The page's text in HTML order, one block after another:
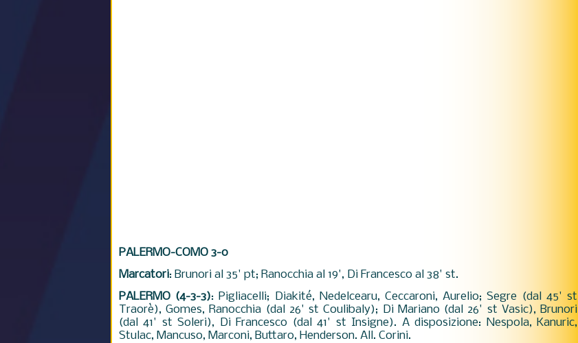
PALERMO-COMO 3-0
Marcatori: Brunori al 35' pt; Ranocchia al 19', Di Francesco al 38' st.
PALERMO (4-3-3): Pigliacelli; Diakité, Nedelcearu, Ceccaroni, Aurelio; Segre (dal 45' st
Traorè), Gomes, Ranocchia (dal 26' st Coulibaly); Di Mariano (dal 26' st Vasic), Brunori
(dal 41' st Soleri), Di Francesco (dal 41' st Insigne). A disposizione: Nespola, Kanuric,
Stulac, Mancuso, Marconi, Buttaro, Henderson. All. Corini.